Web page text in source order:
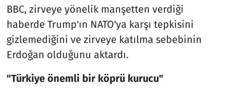
BBC, zirveye yönelik manşetten verdiği
haberde Trump'ın NATO'ya karşı tepkisini
gizlemediğini ve zirveye katılma sebebinin
Erdoğan olduğunu aktardı.
"Türkiye önemli bir köprü kurucu"